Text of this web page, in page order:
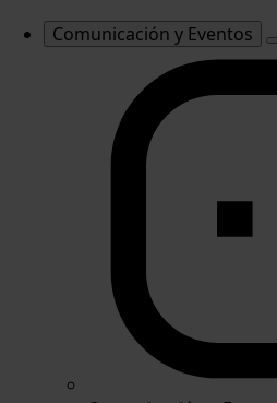
Comunicación y Eventos